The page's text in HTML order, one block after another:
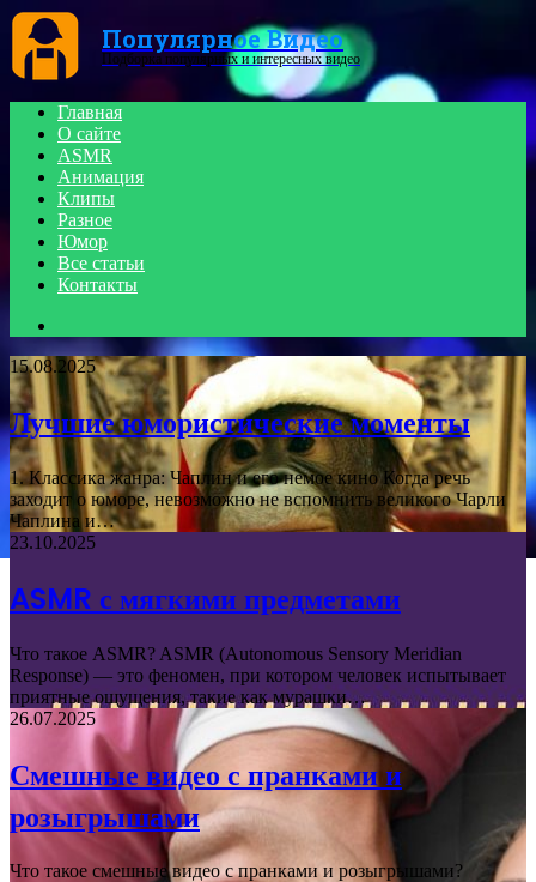
Menu
Популярное Видео
Подборка популярных и интересных видео
Главная
О сайте
ASMR
Анимация
Клипы
Разное
Юмор
Все статьи
Контакты
for
15.08.2025
Лучшие юмористические моменты
1. Классика жанра: Чаплин и его немое кино Когда речь
заходит о юморе, невозможно не вспомнить великого Чарли
Чаплина и…
23.10.2025
ASMR с мягкими предметами
Что такое ASMR? ASMR (Autonomous Sensory Meridian
Response) — это феномен, при котором человек испытывает
приятные ощущения, такие как мурашки…
26.07.2025
Смешные видео с пранками и
розыгрышами
Что такое смешные видео с пранками и розыгрышами?